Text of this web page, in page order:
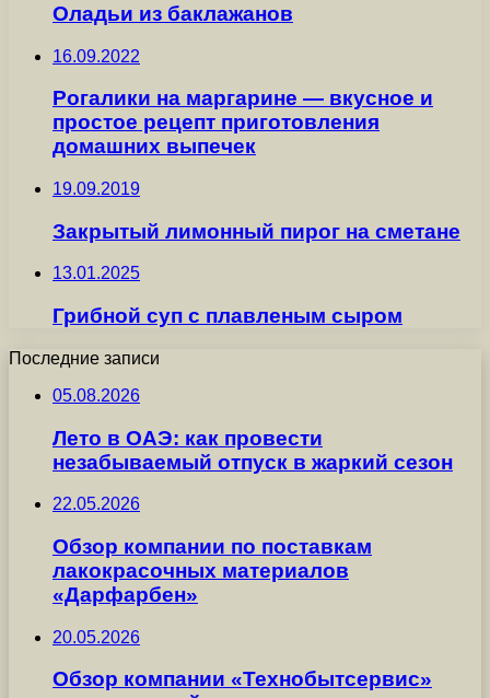
Оладьи из баклажанов
16.09.2022
Рогалики на маргарине — вкусное и
простое рецепт приготовления
домашних выпечек
19.09.2019
Закрытый лимонный пирог на сметане
13.01.2025
Грибной суп с плавленым сыром
Последние записи
05.08.2026
Лето в ОАЭ: как провести
незабываемый отпуск в жаркий сезон
22.05.2026
Обзор компании по поставкам
лакокрасочных материалов
«Дарфарбен»
20.05.2026
Обзор компании «Технобытсервис»